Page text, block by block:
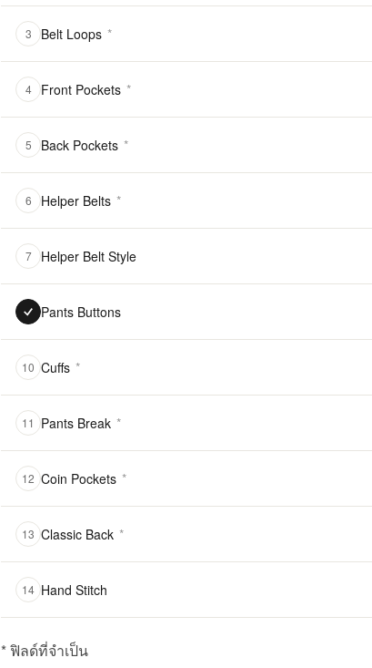
3 Belt Loops *
4 Front Pockets *
5 Back Pockets *
6 Helper Belts *
7 Helper Belt Style
Pants Buttons
10 Cuffs *
11 Pants Break *
12 Coin Pockets *
13 Classic Back *
14 Hand Stitch
* ฟิลด์ที่จำเป็น